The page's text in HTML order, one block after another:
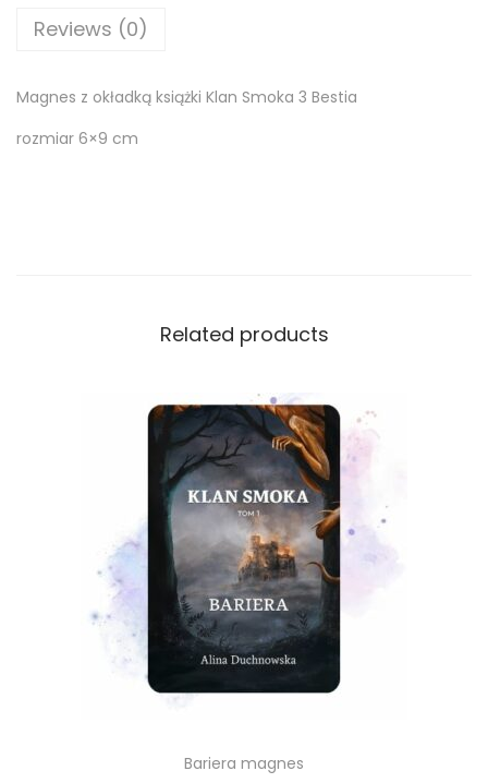
Reviews (0)
Magnes z okładką książki Klan Smoka 3 Bestia
rozmiar 6×9 cm
Related products
Bariera magnes